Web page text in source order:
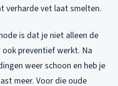
verharde vet laat smelten.
is dat je niet alleen de
preventief werkt. Na
weer schoon en heb je
meer. Voor die oude